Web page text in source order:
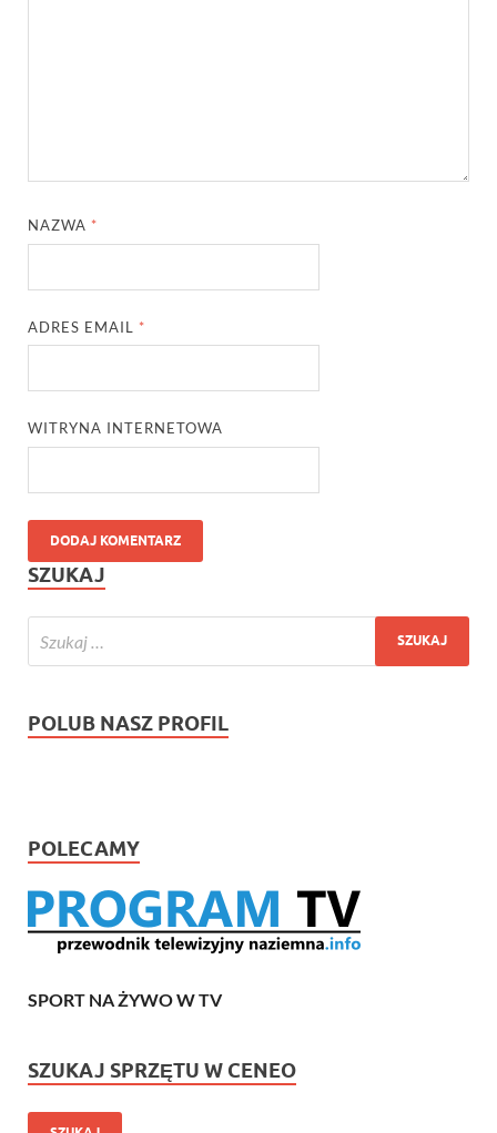
NAZWA *
ADRES EMAIL *
WITRYNA INTERNETOWA
SZUKAJ
POLUB NASZ PROFIL
POLECAMY
SPORT NA ŻYWO W TV
SZUKAJ SPRZĘTU W CENEO